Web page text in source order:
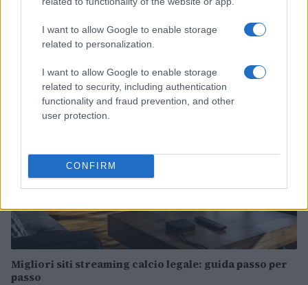
I want to allow Google to enable storage
related to personalization.
I want to allow Google to enable storage
related to security, including authentication
functionality and fraud prevention, and other
user protection.
CONFIRM
la nuova stagione
Francesca Lombardi · 10 Ago 2026
CALCIO
Migliori siti streaming calcio legale: guida passo per
passo